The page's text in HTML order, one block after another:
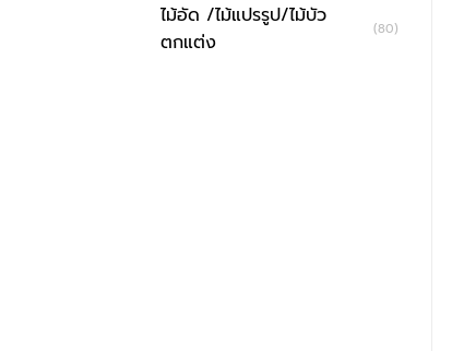
ไม้อัด /ไม้แปรรูป/ไม้บัว
ตกแต่ง
(80)